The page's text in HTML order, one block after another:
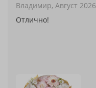
Владимир, Август 2026
Отлично!